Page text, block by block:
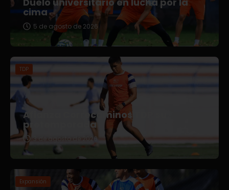
cima
5 de agosto de 2026
TDP
Afianza Correcaminos TDP su
pretemporada
3 de agosto de 2026
Expansión